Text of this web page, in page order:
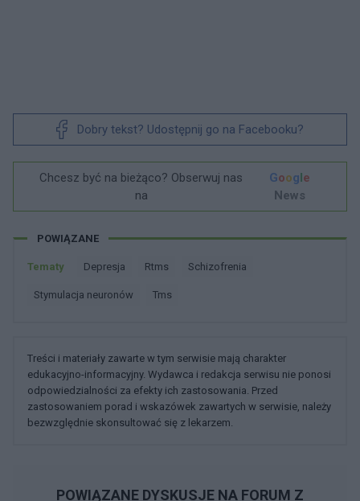
Dobry tekst? Udostępnij go na Facebooku?
Chcesz być na bieżąco? Obserwuj nas
na
Google
News
POWIĄZANE
Tematy Depresja Rtms Schizofrenia
Stymulacja neuronów Tms
Treści i materiały zawarte w tym serwisie mają charakter
edukacyjno-informacyjny. Wydawca i redakcja serwisu nie ponosi
odpowiedzialności za efekty ich zastosowania. Przed
zastosowaniem porad i wskazówek zawartych w serwisie, należy
bezwzględnie skonsultować się z lekarzem.
POWIĄZANE DYSKUSJE NA FORUM Z